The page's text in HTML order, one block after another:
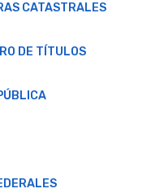
CATASTRALES
DE TÍTULOS